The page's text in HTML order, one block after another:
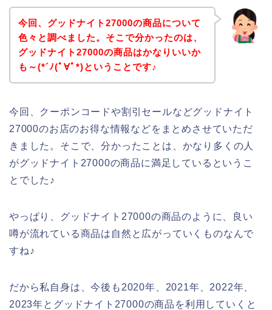
今回、グッドナイト27000の商品について
色々と調べました。そこで分かったのは、
グッドナイト27000の商品はかなりいいか
も～(*´ﾉ(ﾟ∀ﾟ*)ということです♪
今回、クーポンコードや割引セールなどグッドナイト
27000のお店のお得な情報などをまとめさせていただ
きました。そこで、分かったことは、かなり多くの人
がグッドナイト27000の商品に満足しているというこ
とでした♪
やっぱり、グッドナイト27000の商品のように、良い
噂が流れている商品は自然と広がっていくものなんで
すね♪
だから私自身は、今後も2020年、2021年、2022年、
2023年とグッドナイト27000の商品を利用していくと